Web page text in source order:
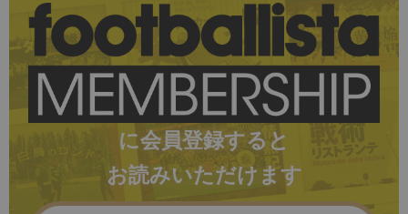
に会員登録すると
お読みいただけます